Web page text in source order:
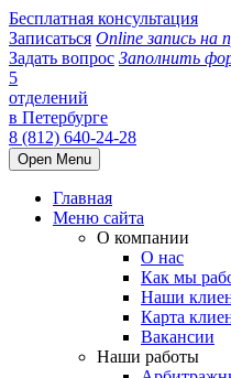
Бесплатная консультация
Записаться Online запись на
Задать вопрос Заполнить
5
отделений
в Петербурге
8 (812) 640-24-28
Open Menu
Главная
Меню сайта
О компании
О нас
Как мы
Наши
Карта
Вакансии
Наши работы